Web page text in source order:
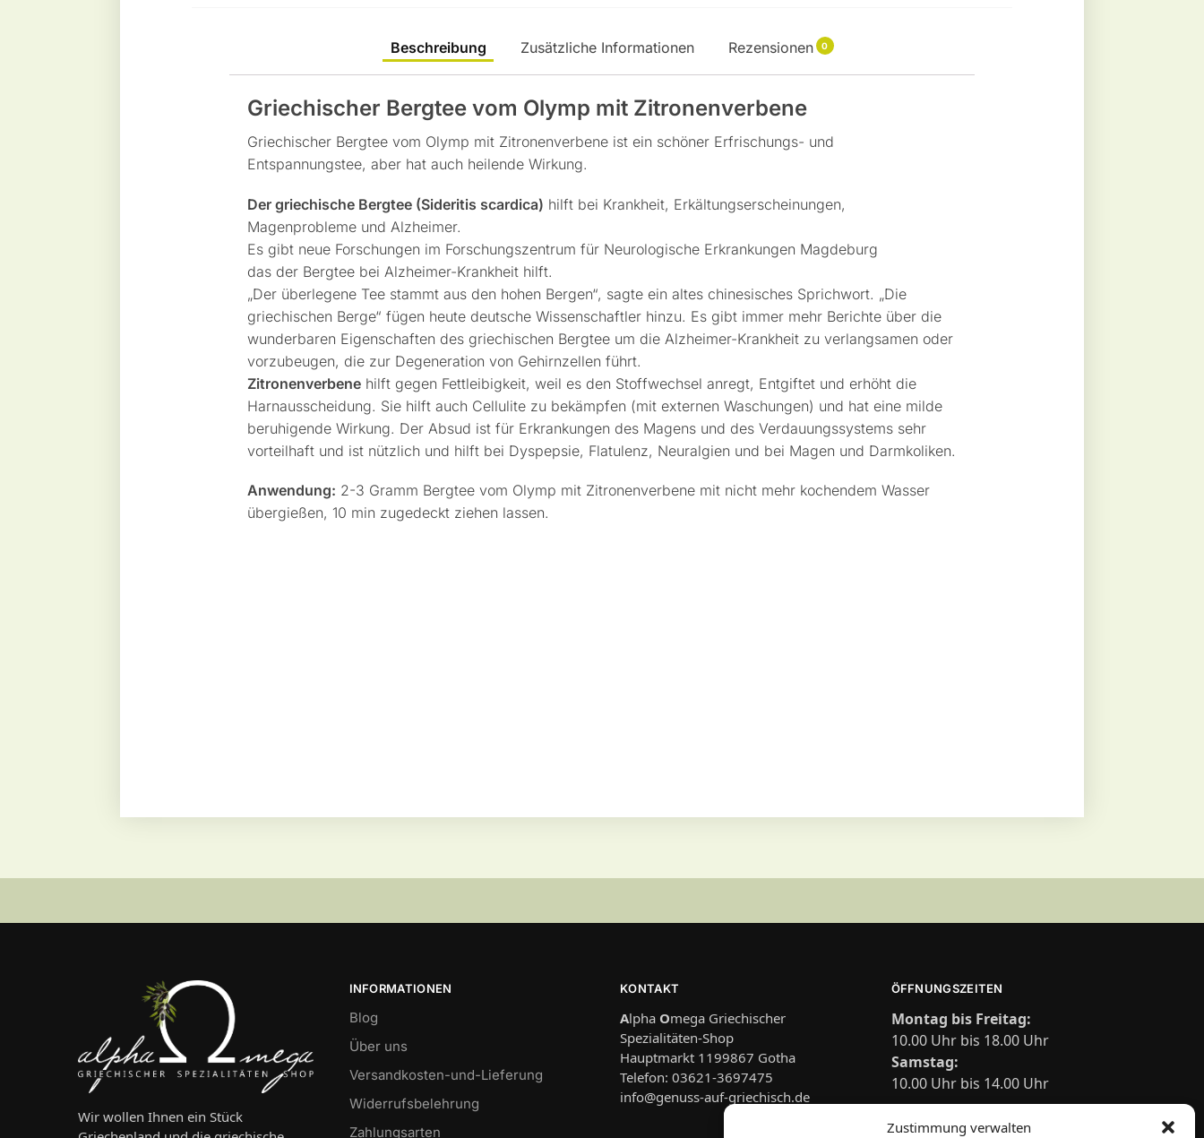
Zustimmung verwalten
Beschreibung Zusätzliche Informationen Rezensionen 0
Griechischer Bergtee vom Olymp mit Zitronenverbene
Griechischer Bergtee vom Olymp mit Zitronenverbene ist ein schöner Erfrischungs- und
Entspannungstee, aber hat auch heilende Wirkung.
Der griechische Bergtee (Sideritis scardica) hilft bei Krankheit, Erkältungserscheinungen,
Magenprobleme und Alzheimer.
Es gibt neue Forschungen im Forschungszentrum für Neurologische Erkrankungen Magdeburg
das der Bergtee bei Alzheimer-Krankheit hilft.
„Der überlegene Tee stammt aus den hohen Bergen“, sagte ein altes chinesisches Sprichwort. „Die
griechischen Berge“ fügen heute deutsche Wissenschaftler hinzu. Es gibt immer mehr Berichte über die
wunderbaren Eigenschaften des griechischen Bergtee um die Alzheimer-Krankheit zu verlangsamen oder
vorzubeugen, die zur Degeneration von Gehirnzellen führt.
Zitronenverbene hilft gegen Fettleibigkeit, weil es den Stoffwechsel anregt, Entgiftet und erhöht die
Harnausscheidung. Sie hilft auch Cellulite zu bekämpfen (mit externen Waschungen) und hat eine milde
beruhigende Wirkung. Der Absud ist für Erkrankungen des Magens und des Verdauungssystems sehr
vorteilhaft und ist nützlich und hilft bei Dyspepsie, Flatulenz, Neuralgien und bei Magen und Darmkoliken.
Anwendung: 2-3 Gramm Bergtee vom Olymp mit Zitronenverbene mit nicht mehr kochendem Wasser
übergießen, 10 min zugedeckt ziehen lassen.
Wir wollen Ihnen ein Stück
INFORMATIONEN
Blog
Über uns
Versandkosten-und-Lieferung
Widerrufsbelehrung
Zahlungsarten
KONTAKT
Alpha Omega Griechischer
Spezialitäten-Shop
Hauptmarkt 1199867 Gotha
Telefon: 03621-3697475
info@genuss-auf-griechisch.de
ÖFFNUNGSZEITEN
Montag bis Freitag:
10.00 Uhr bis 18.00 Uhr
Samstag:
10.00 Uhr bis 14.00 Uhr